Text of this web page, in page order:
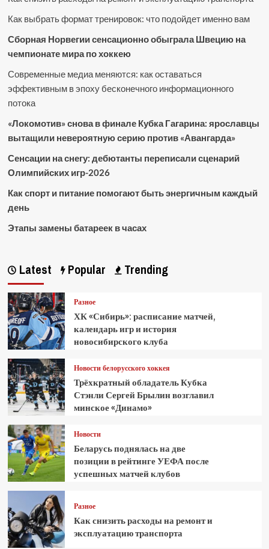
Как выбрать формат тренировок: что подойдет именно вам
Сборная Норвегии сенсационно обыграла Швецию на
чемпионате мира по хоккею
Современные медиа меняются: как оставаться
эффективным в эпоху бесконечного информационного
потока
«Локомотив» снова в финале Кубка Гагарина: ярославцы
вытащили невероятную серию против «Авангарда»
Сенсации на снегу: дебютанты переписали сценарий
Олимпийских игр-2026
Как спорт и питание помогают быть энергичным каждый
день
Этапы замены батареек в часах
Latest Popular Trending
Разное
ХК «Сибирь»: расписание матчей,
календарь игр и история
новосибирского клуба
Новости белорусского хоккея
Трёхкратный обладатель Кубка
Стэнли Сергей Брылин возглавил
минское «Динамо»
Новости
Беларусь поднялась на две
позиции в рейтинге УЕФА после
успешных матчей клубов
Разное
Как снизить расходы на ремонт и
эксплуатацию транспорта